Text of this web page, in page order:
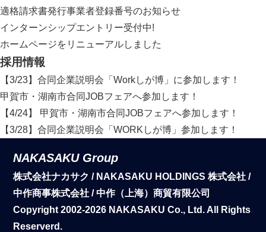
適格請求書発行事業者登録番号のお知らせ
インターンシップエントリー受付中!
ホームページをリニューアルしました
採用情報
【3/23】合同企業説明会「Workしが博」に参加します！
甲賀市・湖南市合同JOBフェアへ参加します！
【4/24】 甲賀市・湖南市合同JOBフェアへ参加します！
【3/28】合同企業説明会「WORKしが博」参加します！
Copyright 2002-2026 NAKASAKU Co., Ltd. All Rights
Reserverd.
NAKASAKU Group
株式会社ナカサク / NAKASAKU HOLDINGS 株式会社 /
中作商事株式会社 / 中作（上海）商貿有限公司